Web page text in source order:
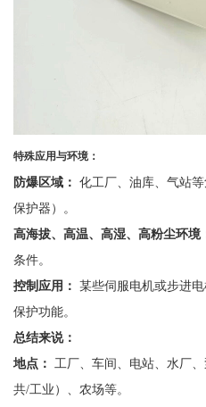
特殊应用与环境：
防爆区域： 化工厂、油库、气站
保护器）。
高海拔、高温、高湿、高粉尘环境
条件。
控制应用： 某些伺服电机或步进
保护功能。
总结来说：
地点：
工厂、车间、电站、水厂
共/工业）、农场等。